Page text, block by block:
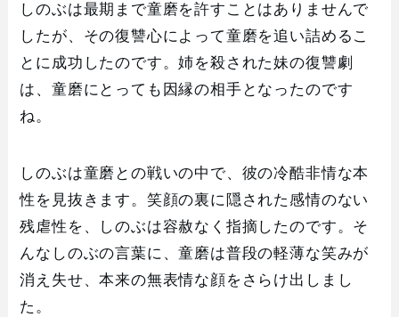
しのぶは最期まで童磨を許すことはありませんで
したが、その復讐心によって童磨を追い詰めるこ
とに成功したのです。姉を殺された妹の復讐劇
は、童磨にとっても因縁の相手となったのです
ね。
しのぶは童磨との戦いの中で、彼の冷酷非情な本
性を見抜きます。笑顔の裏に隠された感情のない
残虐性を、しのぶは容赦なく指摘したのです。そ
んなしのぶの言葉に、童磨は普段の軽薄な笑みが
消え失せ、本来の無表情な顔をさらけ出しまし
た。